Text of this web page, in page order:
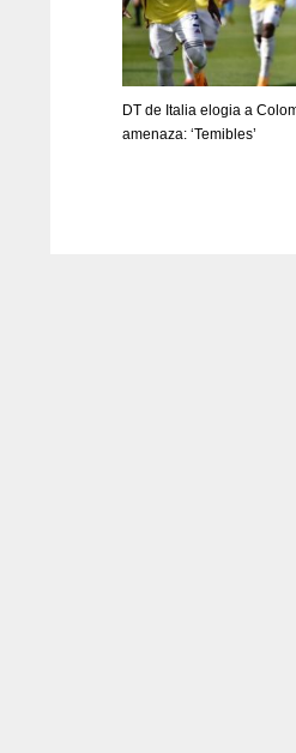
DT de Italia elogia a
amenaza: ‘Temibles’